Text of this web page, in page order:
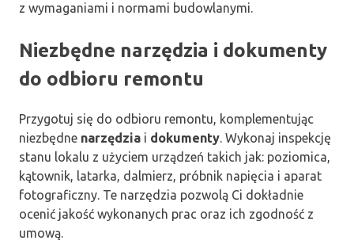
z wymaganiami i normami budowlanymi.
Niezbędne narzędzia i dokumenty
do odbioru remontu
Przygotuj się do odbioru remontu, komplementując
niezbędne narzędzia i dokumenty. Wykonaj inspekcję
stanu lokalu z użyciem urządzeń takich jak: poziomica,
kątownik, latarka, dalmierz, próbnik napięcia i aparat
fotograficzny. Te narzędzia pozwolą Ci dokładnie
ocenić jakość wykonanych prac oraz ich zgodność z
umową.